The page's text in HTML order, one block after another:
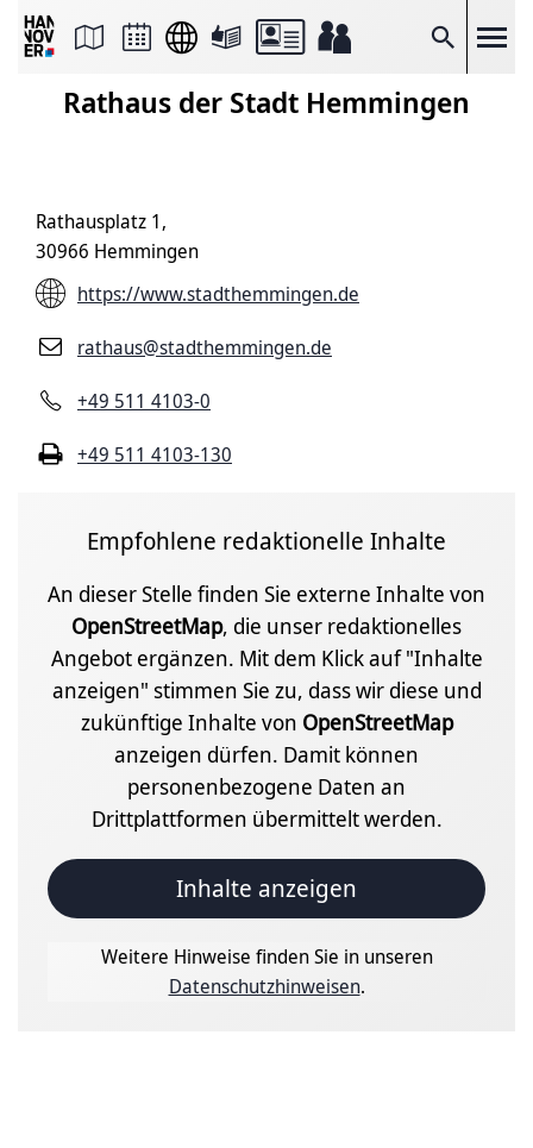
Suche
Seite
Seitenlink
Seite
Drucken
Rathaus der Stadt Hemmingen
Rathausplatz 1,
30966 Hemmingen
https://www.stadthemmingen.de
rathaus@stadthemmingen.de
+49 511 4103-0
+49 511 4103-130
Empfohlene redaktionelle Inhalte
An dieser Stelle finden Sie externe Inhalte von
OpenStreetMap, die unser redaktionelles
Angebot ergänzen. Mit dem Klick auf "Inhalte
anzeigen" stimmen Sie zu, dass wir diese und
zukünftige Inhalte von OpenStreetMap
anzeigen dürfen. Damit können
personenbezogene Daten an
Drittplattformen übermittelt werden.
Inhalte anzeigen
Weitere Hinweise finden Sie in unseren
Datenschutzhinweisen.